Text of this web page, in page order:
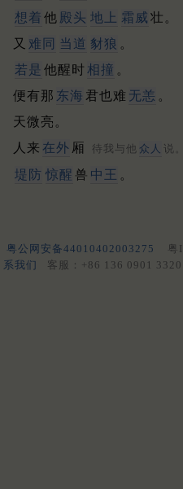
想着 他 殿头 地上 霜威 壮。
又 难同 当道 豺狼 。
若是 他醒时 相撞 。
便有那 东海 君也难 无恙 。
天微亮。
人来 在外 厢 待我与他 众人 说。
堤防 惊醒 兽 中王 。
粤公网安备44010402003275 粤
系我们
客服：+86 136 0901 3320